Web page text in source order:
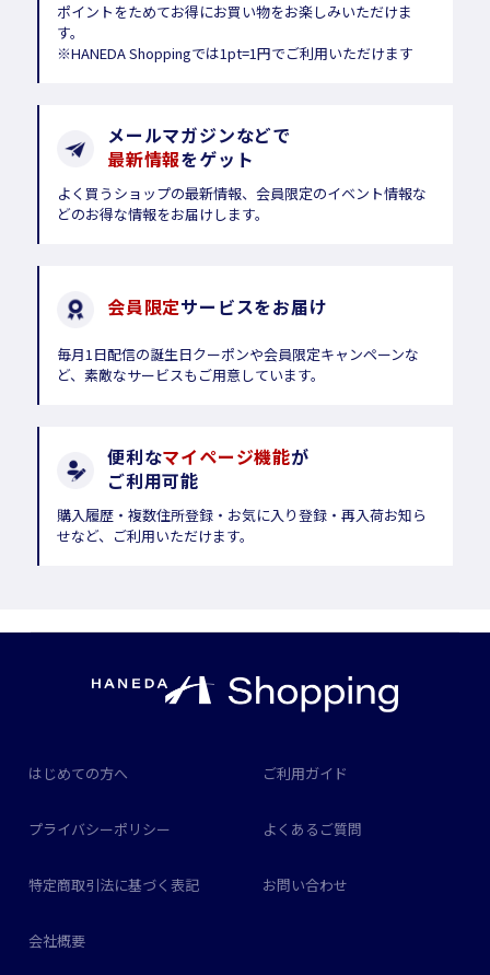
ポイントをためてお得にお買い物をお楽しみいただけま
す。
※HANEDA Shoppingでは1pt=1円でご利用いただけます
メールマガジンなどで
最新情報をゲット
よく買うショップの最新情報、会員限定のイベント情報な
どのお得な情報をお届けします。
会員限定サービスをお届け
毎月1日配信の誕生日クーポンや会員限定キャンペーンな
ど、素敵なサービスもご用意しています。
便利なマイページ機能が
ご利用可能
購入履歴・複数住所登録・お気に入り登録・再入荷お知ら
せなど、ご利用いただけます。
はじめての方へ ご利用ガイド
プライバシーポリシー よくあるご質問
特定商取引法に基づく表記 お問い合わせ
会社概要